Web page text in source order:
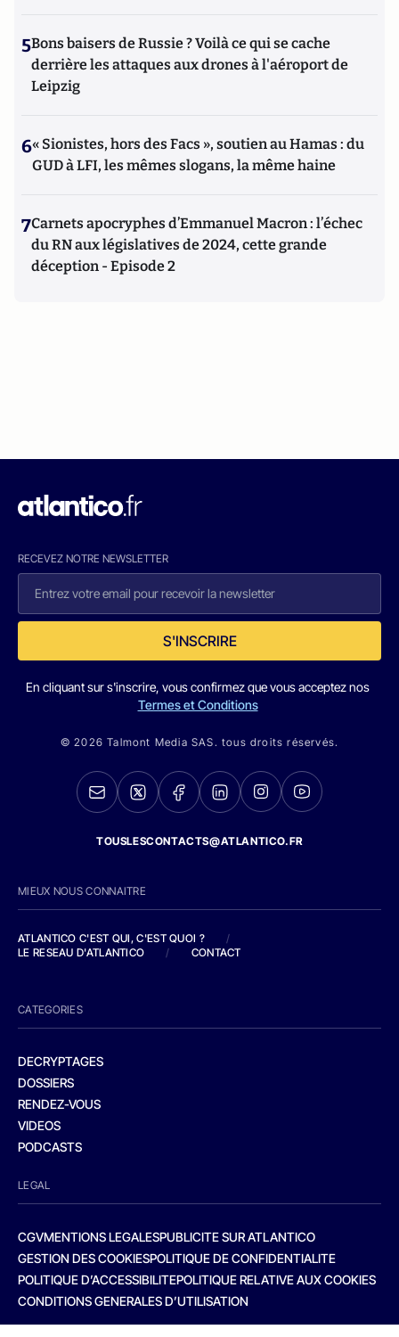
5Bons baisers de Russie ? Voilà ce qui se cache
derrière les attaques aux drones à l'aéroport de
Leipzig
6« Sionistes, hors des Facs », soutien au Hamas : du
GUD à LFI, les mêmes slogans, la même haine
7Carnets apocryphes d’Emmanuel Macron : l’échec
du RN aux législatives de 2024, cette grande
déception - Episode 2
RECEVEZ NOTRE NEWSLETTER
S'INSCRIRE
En cliquant sur s'inscrire, vous confirmez que vous acceptez nos
Termes et Conditions
© 2026 Talmont Media SAS. tous droits réservés.
TOUSLESCONTACTS@ATLANTICO.FR
MIEUX NOUS CONNAITRE
ATLANTICO C'EST QUI, C'EST QUOI ?
/
LE RESEAU D'ATLANTICO
/ CONTACT
CATEGORIES
DECRYPTAGES
DOSSIERS
RENDEZ-VOUS
VIDEOS
PODCASTS
LEGAL
CGVMENTIONS LEGALESPUBLICITE SUR ATLANTICO
GESTION DES COOKIESPOLITIQUE DE CONFIDENTIALITE
POLITIQUE D’ACCESSIBILITEPOLITIQUE RELATIVE AUX COOKIES
CONDITIONS GENERALES D’UTILISATION